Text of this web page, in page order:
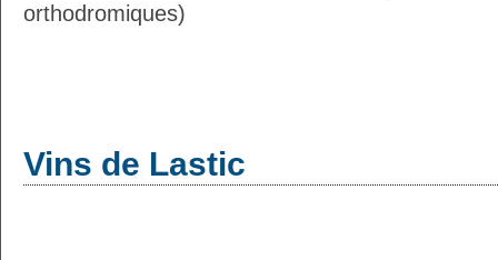
orthodromiques)
Vins de Lastic